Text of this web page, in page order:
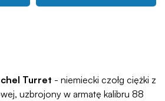
Turret - niemiecki czołg ciężki z
uzbrojony w armatę kalibru 88